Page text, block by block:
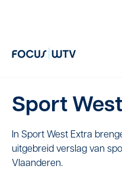
Sport
In Sport West Extra
uitgebreid verslag van
Vlaanderen.